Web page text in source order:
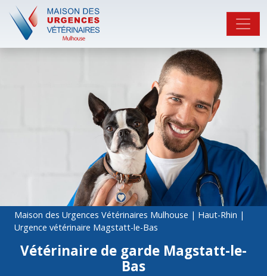
Maison des Urgences Vétérinaires Mulhouse | Haut-Rhin |
Urgence vétérinaire Magstatt-le-Bas
Vétérinaire de garde Magstatt-le-
Bas